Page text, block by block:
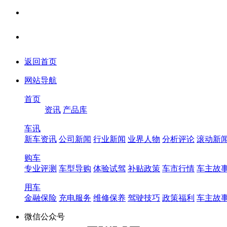
返回首页
网站导航
首页
资讯 产品库
车讯
新车资讯 公司新闻 行业新闻 业界人物 分析评论 滚动新
购车
专业评测 车型导购 体验试驾 补贴政策 车市行情 车主故
用车
金融保险 充电服务 维修保养 驾驶技巧 政策福利 车主故
微信公众号